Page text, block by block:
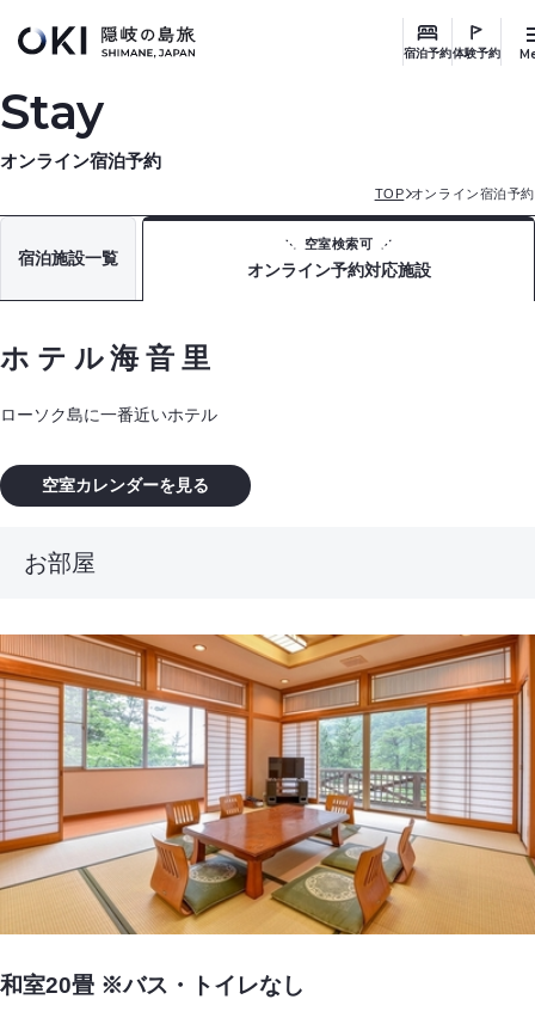
宿泊予約体験予約
Stay
オンライン宿泊予約
TOP オンライン宿泊予約
宿泊施設一覧
空室検索可
オンライン予約対応施設
ホテル海音里
ローソク島に一番近いホテル
お部屋
空室カレンダーを見る
和室20畳 ※バス・トイレなし